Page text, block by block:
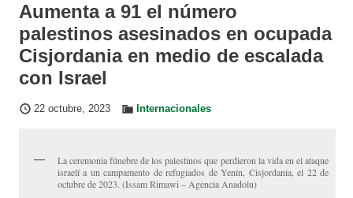
Aumenta a 91 el número
palestinos asesinados en ocupada
Cisjordania en medio de escalada
con Israel
22 octubre, 2023 Internacionales
La ceremonia fúnebre de los palestinos que perdieron la vida en el ataque
israelí a un campamento de refugiados de Yenín, Cisjordania, el 22 de
octubre de 2023. (Issam Rimawi – Agencia Anadolu)